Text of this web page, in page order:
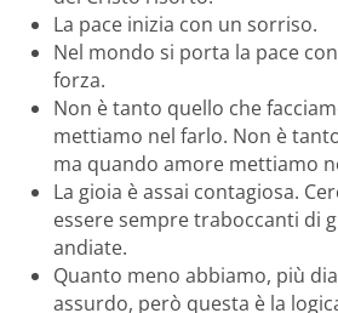
La pace inizia con un sorriso.
Nel mondo si porta la pace
forza.
Non è tanto quello che
mettiamo nel farlo. Non è
ma quando amore mettiamo
La gioia è assai contagiosa.
essere sempre traboccanti di
andiate.
Quanto meno abbiamo, più
assurdo, però questa è la